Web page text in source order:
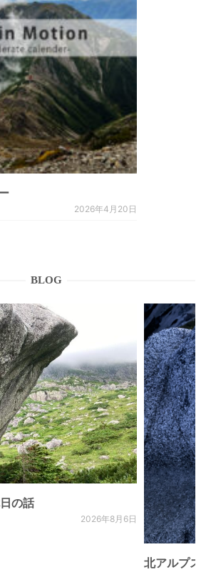
2026年4月20日
BLOG
の話
2026年8月6日
北アルプ